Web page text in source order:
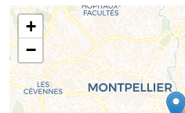
+
−